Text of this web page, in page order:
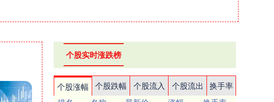
个股实时涨跌榜
个股涨幅 个股跌幅 个股流入 个股流出
换手率